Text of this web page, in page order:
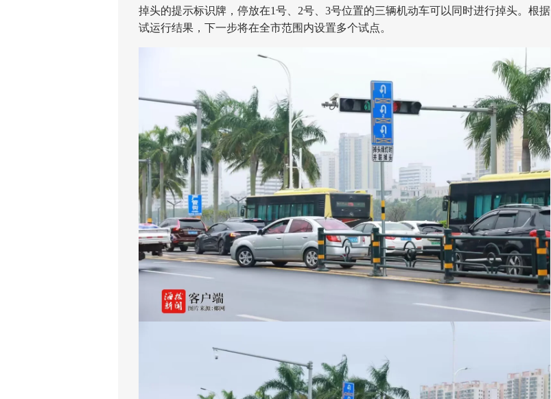
掉头的提示标识牌，停放在1号、2号、3号位置的三辆机动车可以同时进行掉头。根据
试运行结果，下一步将在全市范围内设置多个试点。